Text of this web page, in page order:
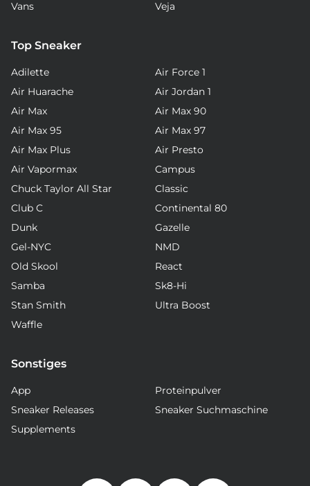
Vans
Veja
Top Sneaker
Adilette
Air Force 1
Air Huarache
Air Jordan 1
Air Max
Air Max 90
Air Max 95
Air Max 97
Air Max Plus
Air Presto
Air Vapormax
Campus
Chuck Taylor All Star
Classic
Club C
Continental 80
Dunk
Gazelle
Gel-NYC
NMD
Old Skool
React
Samba
Sk8-Hi
Stan Smith
Ultra Boost
Waffle
Sonstiges
App
Proteinpulver
Sneaker Releases
Sneaker Suchmaschine
Supplements